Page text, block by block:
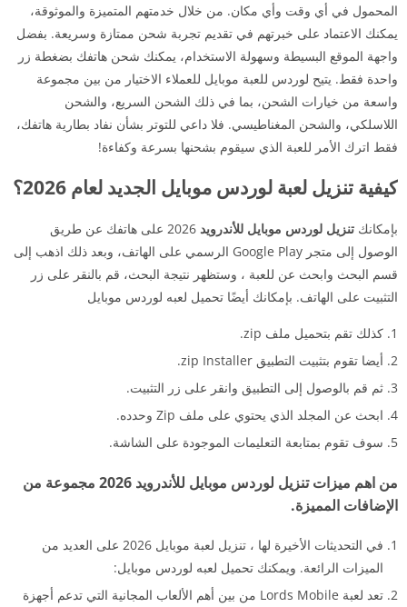
المحمول في أي وقت وأي مكان. من خلال خدمتهم المتميزة والموثوقة،
يمكنك الاعتماد على خبرتهم في تقديم تجربة شحن ممتازة وسريعة. بفضل
واجهة الموقع البسيطة وسهولة الاستخدام، يمكنك شحن هاتفك بضغطة زر
واحدة فقط. يتيح لوردس للعبة موبايل للعملاء الاختيار من بين مجموعة
واسعة من خيارات الشحن، بما في ذلك الشحن السريع، والشحن
اللاسلكي، والشحن المغناطيسي. فلا داعي للتوتر بشأن نفاد بطارية هاتفك،
فقط اترك الأمر للعبة الذي سيقوم بشحنها بسرعة وكفاءة!
كيفية تنزيل لعبة لوردس موبايل الجديد لعام 2026؟
بإمكانك تنزيل لوردس موبايل للأندرويد
2026 على هاتفك عن طريق
الوصول إلى متجر Google Play الرسمي على الهاتف، وبعد ذلك اذهب إلى
قسم البحث وابحث عن للعبة ، وستظهر نتيجة البحث، قم بالنقر على زر
التثبيت على الهاتف. بإمكانك أيضًا تحميل لعبه لوردس موبايل
كذلك تقم بتحميل ملف zip.
أيضا تقوم بتثبيت التطبيق zip Installer.
ثم قم بالوصول إلى التطبيق وانقر على زر التثبيت.
ابحث عن المجلد الذي يحتوي على ملف Zip وحدده.
سوف تقوم بمتابعة التعليمات الموجودة على الشاشة.
من اهم ميزات تنزيل لوردس موبايل للأندرويد 2026 مجموعة من
الإضافات المميزة.
في التحديثات الأخيرة لها ، تنزيل لعبة موبايل 2026 على العديد من
الميزات الرائعة. ويمكنك تحميل لعبه لوردس موبايل:
تعد لعبة Lords Mobile من بين أهم الألعاب المجانية التي تدعم أجهزة